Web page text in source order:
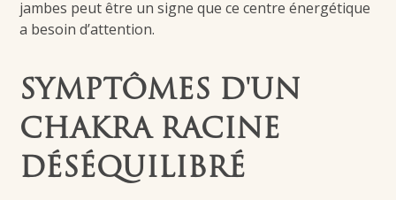
jambes peut être un signe que ce centre énergétique
a besoin d’attention.
SYMPTÔMES D'UN
CHAKRA RACINE
DÉSÉQUILIBRÉ